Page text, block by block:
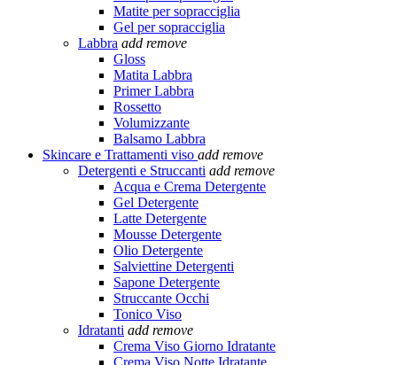
Matite per sopracciglia
Gel per sopracciglia
Labbra add remove
Gloss
Matita Labbra
Primer Labbra
Rossetto
Volumizzante
Balsamo Labbra
Skincare e Trattamenti viso add remove
Detergenti e Struccanti add remove
Acqua e Crema Detergente
Gel Detergente
Latte Detergente
Mousse Detergente
Olio Detergente
Salviettine Detergenti
Sapone Detergente
Struccante Occhi
Tonico Viso
Idratanti add remove
Crema Viso Giorno Idratante
Crema Viso Notte Idratante